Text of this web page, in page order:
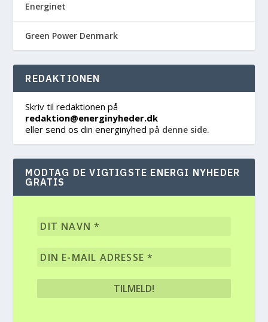
Energinet
Green Power Denmark
REDAKTIONEN
Skriv til redaktionen på
redaktion@energinyheder.dk
eller send os din energinyhed på denne side.
MODTAG DE VIGTIGSTE ENERGI NYHEDER
GRATIS